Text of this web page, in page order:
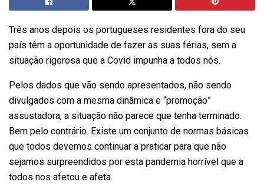
Três anos depois os portugueses residentes fora do seu
país têm a oportunidade de fazer as suas férias, sem a
situação rigorosa que a Covid impunha a todos nós.
Pelos dados que vão sendo apresentados, não sendo
divulgados com a mesma dinâmica e “promoção”
assustadora, a situação não parece que tenha terminado.
Bem pelo contrário. Existe um conjunto de normas básicas
que todos devemos continuar a praticar para que não
sejamos surpreendidos por esta pandemia horrível que a
todos nos afetou e afeta.